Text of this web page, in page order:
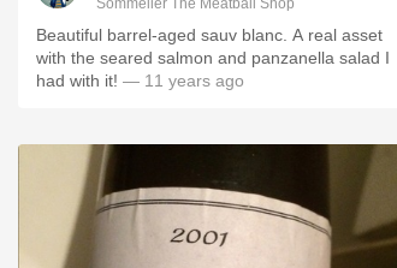
Sommelier The Meatball Shop
Beautiful barrel-aged sauv blanc. A real asset
with the seared salmon and panzanella salad I
had with it! — 11 years ago